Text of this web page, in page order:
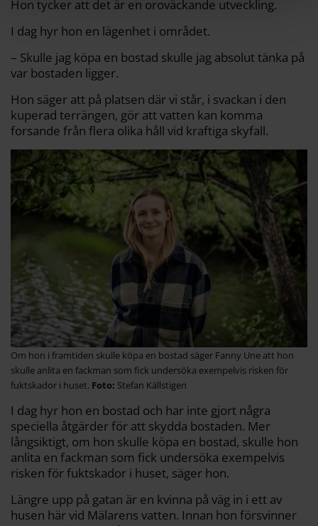
Hon tycker att det är en oroväckande utveckling.
I dag hyr hon en lägenhet i området.
– Skulle jag köpa en bostad skulle jag absolut tänka på
var bostaden ligger.
Hon säger att på platsen där vi står, i svackan i den
kuperad terrängen, gör att vatten kan komma
forsande från flera olika håll vid kraftiga skyfall.
Om hon i framtiden skulle köpa en bostad säger Fanny Une att hon
skulle anlita en fackman som fick undersöka exempelvis risken för
fuktskador i huset.
Stefan Källstigen
I dag hyr hon en bostad och har inte gjort några
speciella åtgärder för att skydda bostaden. Mer
långsiktigt, om hon skulle köpa en bostad, skulle hon
anlita en fackman som fick undersöka exempelvis
risken för fuktskador i huset, säger hon.
Längre upp på gatan är en kvinna på väg in i ett av
husen här vid Mälarens vatten. Innan hon försvinner